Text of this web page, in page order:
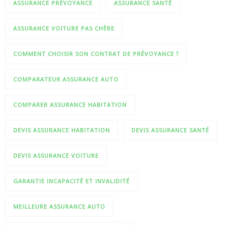
ASSURANCE PRÉVOYANCE ASSURANCE SANTÉ
ASSURANCE VOITURE PAS CHÈRE
COMMENT CHOISIR SON CONTRAT DE PRÉVOYANCE ?
COMPARATEUR ASSURANCE AUTO
COMPARER ASSURANCE HABITATION
DEVIS ASSURANCE HABITATION DEVIS ASSURANCE SANTÉ
DEVIS ASSURANCE VOITURE
GARANTIE INCAPACITÉ ET INVALIDITÉ
MEILLEURE ASSURANCE AUTO